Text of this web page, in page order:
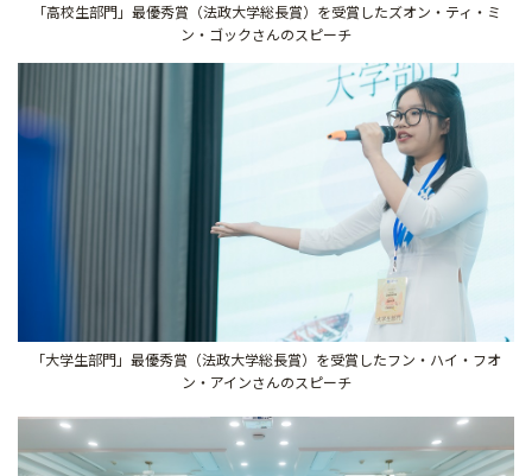
「高校生部門」最優秀賞（法政大学総長賞）を受賞したズオン・ティ・ミ
ン・ゴックさんのスピーチ
「大学生部門」最優秀賞（法政大学総長賞）を受賞したフン・ハイ・フオ
ン・アインさんのスピーチ